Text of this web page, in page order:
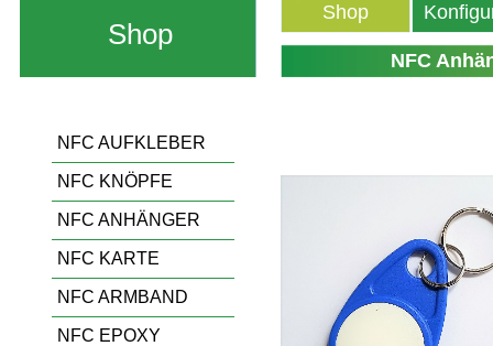
Shop
Shop
NFC AUFKLEBER
NFC KNÖPFE
NFC ANHÄNGER
NFC KARTE
NFC ARMBAND
NFC EPOXY
NFC